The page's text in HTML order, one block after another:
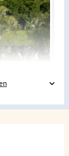
des Goldes"
Sand